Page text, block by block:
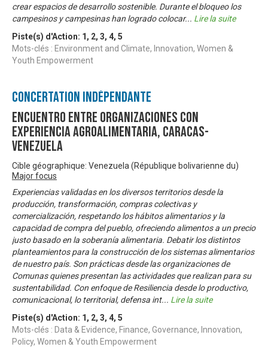
crear espacios de desarrollo sostenible. Durante el bloqueo los
campesinos y campesinas han logrado colocar... Lire la suite
Piste(s) d'Action: 1 , 2, 3, 4, 5
Mots-clés : Environment and Climate, Innovation, Women &
Youth Empowerment
Concertation Indépendante
Encuentro entre organizaciones con
experiencia agroalimentaria, Caracas-
Venezuela
Cible géographique: Venezuela (République bolivarienne du)
Major focus
Experiencias validadas en los diversos territorios desde la
producción, transformación, compras colectivas y
comercialización, respetando los hábitos alimentarios y la
capacidad de compra del pueblo, ofreciendo alimentos a un precio
justo basado en la soberanía alimentaria. Debatir los distintos
planteamientos para la construcción de los sistemas alimentarios
de nuestro país. Son prácticas desde las organizaciones de
Comunas quienes presentan las actividades que realizan para su
sustentabilidad. Con enfoque de Resiliencia desde lo productivo,
comunicacional, lo territorial, defensa int... Lire la suite
Piste(s) d'Action: 1 , 2, 3, 4, 5
Mots-clés : Data & Evidence, Finance, Governance, Innovation,
Policy, Women & Youth Empowerment